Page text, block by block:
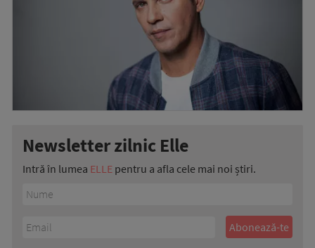
Newsletter zilnic Elle
Intră în lumea ELLE pentru a afla cele mai noi știri.